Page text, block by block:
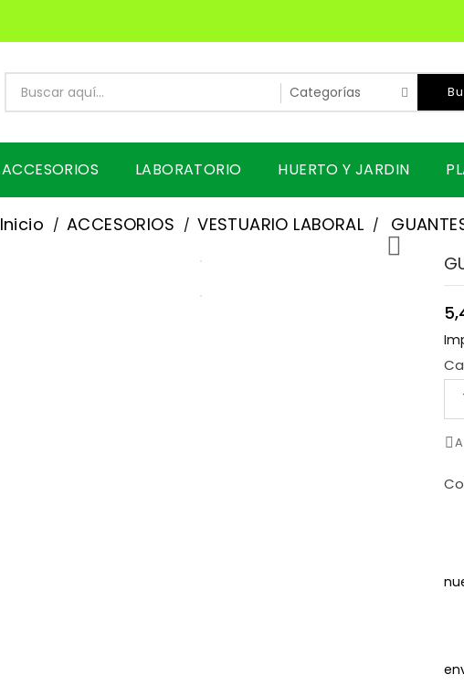
ACCESORIOS LABORATORIO HUERTO Y JARDIN
Inicio ACCESORIOS VESTUARIO LABORAL
